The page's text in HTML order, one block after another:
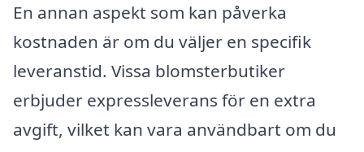
En annan aspekt som kan påverka
kostnaden är om du väljer en specifik
leveranstid. Vissa blomsterbutiker
erbjuder expressleverans för en extra
avgift, vilket kan vara användbart om du